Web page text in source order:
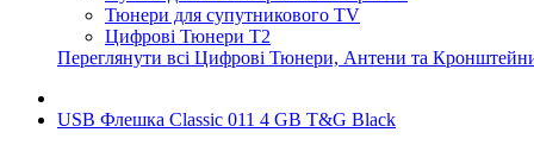
Тюнери для супутникового TV
Цифрові Тюнери T2
Переглянути всі Цифрові Тюнери, Антени та
USB Флешка Classic 011 4 GB T&G Black